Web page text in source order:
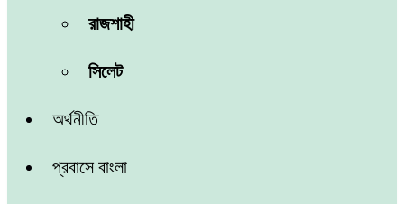
রাজশাহী
সিলেট
অর্থনীতি
প্রবাসে বাংলা